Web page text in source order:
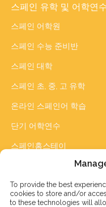
To provide the best
cookies to store and/or
to these technologies will
스페인 유학 및 어학연
스페인 어학원
스페인 수능 준비반
스페인 대학
스페인 초, 중, 고 유학
온라인 스페인어 학습
단기 어학연수
스페인홈스테이
링크